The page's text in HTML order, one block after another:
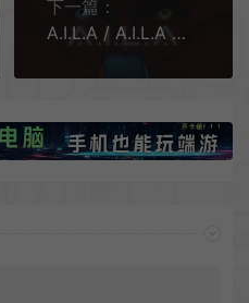
下一篇：
A.I.L.A / A.I.L.A 沉浸式第一人称生存恐怖游戏